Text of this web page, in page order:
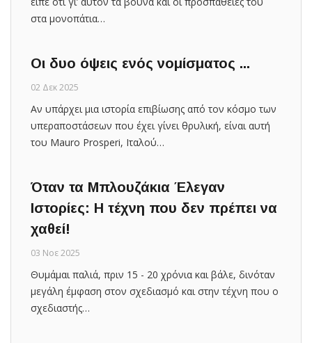
στα μονοπάτια…
Οι δυο όψεις ενός νομίσματος ...
02 Δεκ 2025
Αν υπάρχει μια ιστορία επιβίωσης από τον κόσμο των
υπεραποστάσεων που έχει γίνει θρυλική, είναι αυτή
του Mauro Prosperi, Ιταλού…
Όταν τα Μπλουζάκια Έλεγαν
Ιστορίες: Η τέχνη που δεν πρέπει να
χαθεί!
03 Νοε 2025
Θυμάμαι παλιά, πριν 15 - 20 χρόνια και βάλε, δινόταν
μεγάλη έμφαση στον σχεδιασμό και στην τέχνη που ο
σχεδιαστής…